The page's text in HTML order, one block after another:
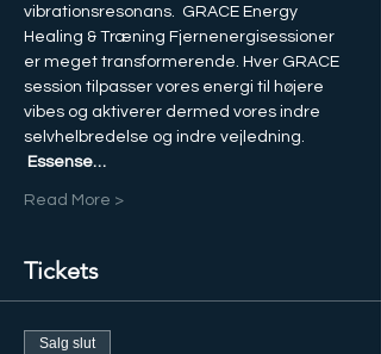
vibrationsresonans.  GRACE Energy
Healing & Træning Fjernenergisessioner
er meget transformerende. Hver GRACE
session tilpasser vores energi til højere
vibes og aktiverer dermed vores indre
selvhelbredelse og indre vejledning.
Essense…
Read More >
Tickets
Salg slut